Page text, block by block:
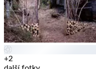
+2